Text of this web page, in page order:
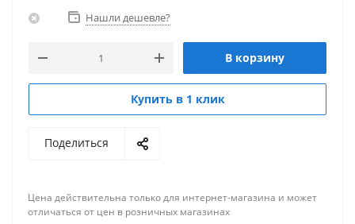
Нашли дешевле?
В корзину
Купить в 1 клик
Поделиться
Цена действительна только для интернет-магазина и может
отличаться от цен в розничных магазинах